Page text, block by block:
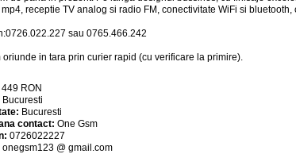
receptie TV analog si radio FM, conectivitate WiFi si
sau 0765.466.242
oriunde in tara prin curier rapid (cu verificare la primire).
449 RON
Bucuresti
Bucuresti
contact: One Gsm
0726022227
onegsm123 @ gmail.com